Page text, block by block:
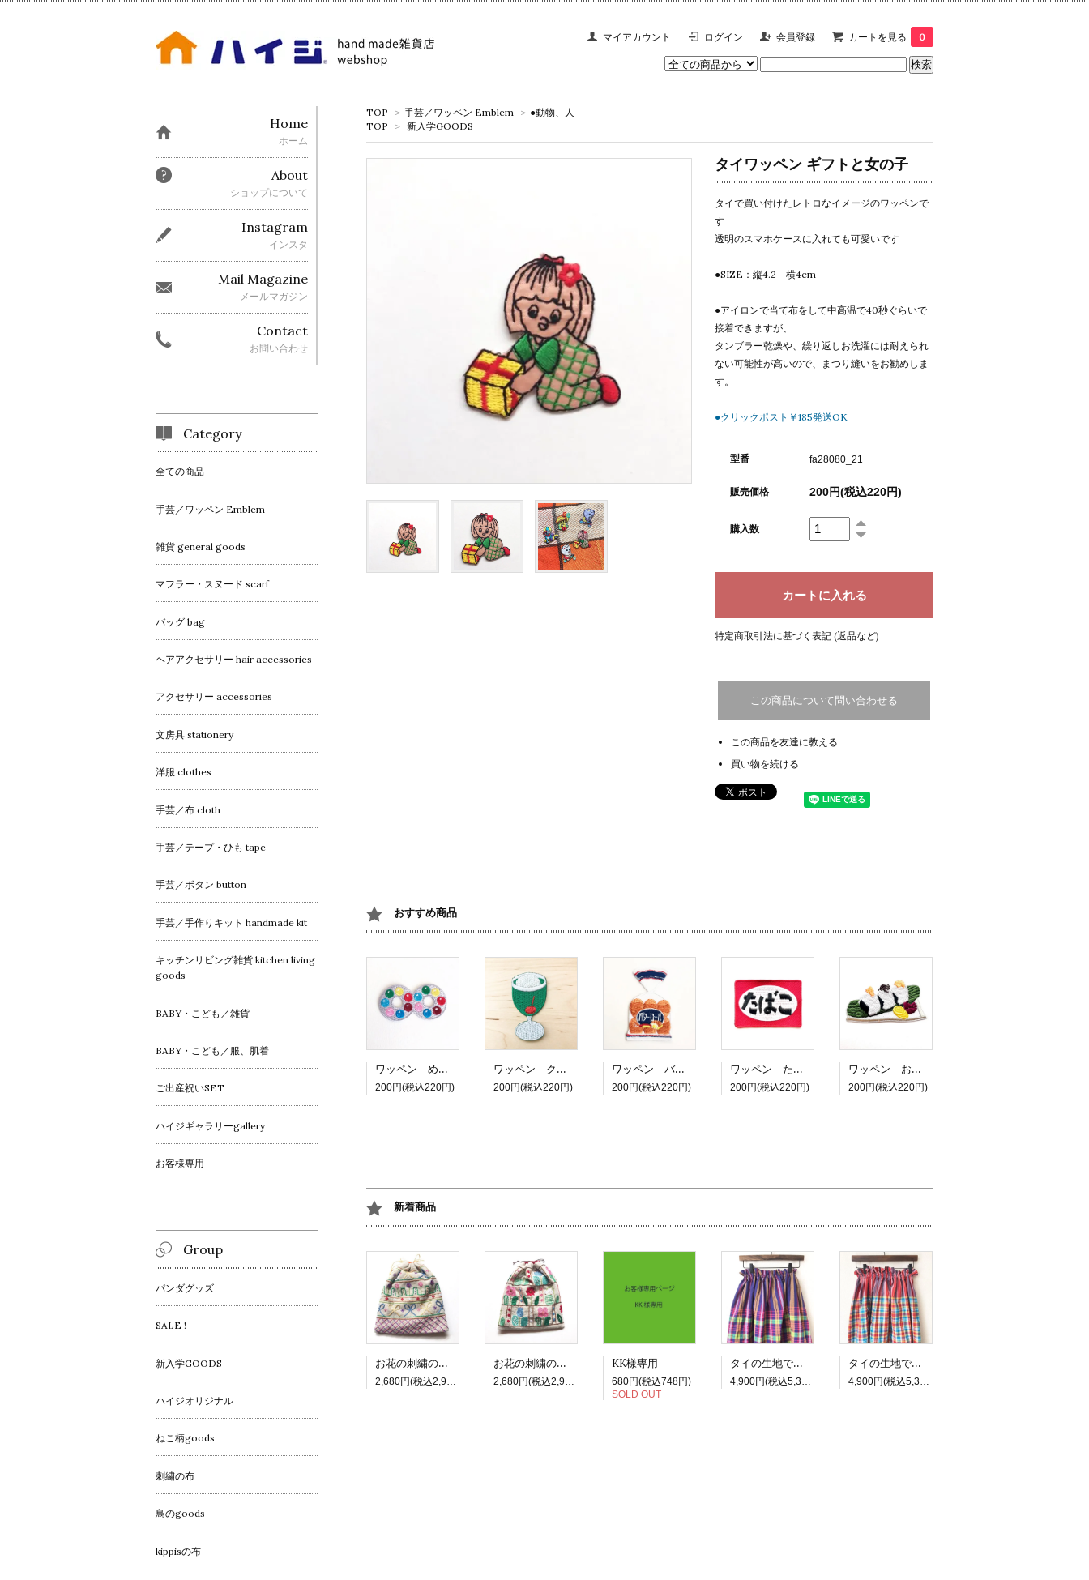
マイアカウント ログイン 会員登録 カートを見る 0
TOP > 手芸／ワッペン Emblem > ●動物、人
TOP
> 新入学GOODS
タイワッペン ギフトと女の子
タイで買い付けたレトロなイメージのワッペンで
す
透明のスマホケースに入れても可愛いです
●SIZE：縦4.2 横4cm
●アイロンで当て布をして中高温で40秒ぐらいで
接着できますが、
タンブラー乾燥や、繰り返しお洗濯には耐えられ
ない可能性が高いので、まつり縫いをお勧めしま
す。
●クリックポスト￥185発送OK
型番 fa28080_21
販売価格 200円(税込220円)
購入数
特定商取引法に基づく表記 (返品など)
この商品について問い合わせる
この商品を友達に教える
買い物を続ける
おすすめ商品
ワッペン めがねチョコ
200円(税込220円)
ワッペン クリームソーダ
200円(税込220円)
ワッペン バターロール
200円(税込220円)
ワッペン たばこ
200円(税込220円)
ワッペン おにぎり3つ
200円(税込220円)
新着商品
お花の刺繍の四角巾着_3 リボン お花の刺繍の四角巾着_2 チューリップ KK様専用
680円(税込748円)
SOLD OUT
タイの生地で作ったふんわりロングギャザースカート 3 タイの生地で作ったふんわりロングギャザースカート 2
Home
ホーム
About
ショップについて
Instagram
インスタ
Mail Magazine
メールマガジン
Contact
お問い合わせ
Category
全ての商品
手芸／ワッペン Emblem
雑貨 general goods
マフラー・スヌード scarf
バッグ bag
ヘアアクセサリー hair accessories
アクセサリー accessories
文房具 stationery
洋服 clothes
手芸／布 cloth
手芸／テープ・ひも tape
手芸／ボタン button
手芸／手作りキット handmade kit
キッチンリビング雑貨 kitchen living
goods
BABY・こども／雑貨
BABY・こども／服、肌着
ご出産祝いSET
ハイジギャラリーgallery
お客様専用
Group
パンダグッズ
SALE !
新入学GOODS
ハイジオリジナル
ねこ柄goods
刺繍の布
鳥のgoods
kippisの布